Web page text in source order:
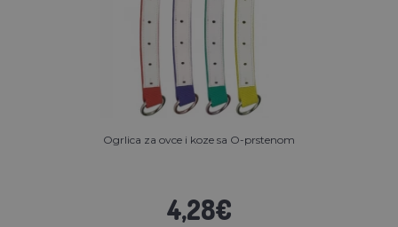
Ogrlica za ovce i koze sa O-prstenom
4,28€